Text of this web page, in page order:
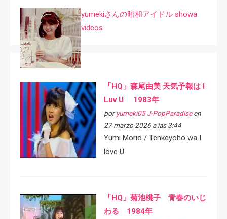
yumekiさんの昭和アイドル showa
videos
「HQ」森尾由美 天気予報は I
Luv U 1983年
por yumeki05 J-PopParadiseen
27 marzo 2026 a las 3:44
Yumi Morio / Tenkeyoho wa I
love U
「HQ」菊池桃子 青春のいじ
わる 1984年